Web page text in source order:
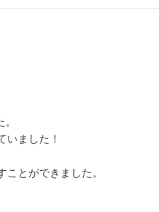
ました！
とができました。